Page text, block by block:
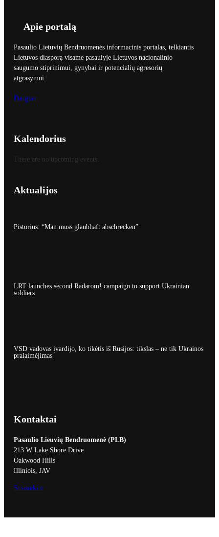
Apie portalą
Pasaulio Lietuvių Bendruomenės informacinis portalas, telkiantis
Lietuvos diasporą visame pasaulyje Lietuvos nacionalinio
saugumo stiprinimui, gynybai ir potencialių agresorių
atgrasymui.
Daugiau
Kalendorius
There are no upcoming events.
Aktualijos
Pistorius: “Man muss glaubhaft abschrecken”
LRT launches second Radarom! campaign to support Ukrainian
soldiers
VSD vadovas įvardijo, ko tikėtis iš Rusijos: tikslas – ne tik Ukrainos
pralaimėjimas
Kontaktai
Pasaulio Lieuvių Bendruomenė (PLB)
213 W Lake Shore Drive
Oakwood Hills
Illiniois, JAV
Susisiekite